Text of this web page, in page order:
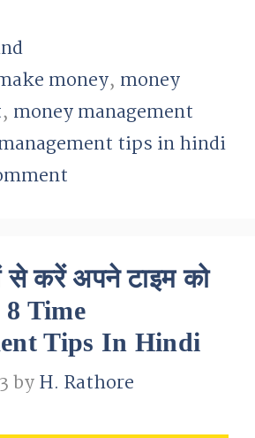
money, money
, money management
tips in hindi
से करें अपने टाइम को
Time
Tips In Hindi
byH. Rathore